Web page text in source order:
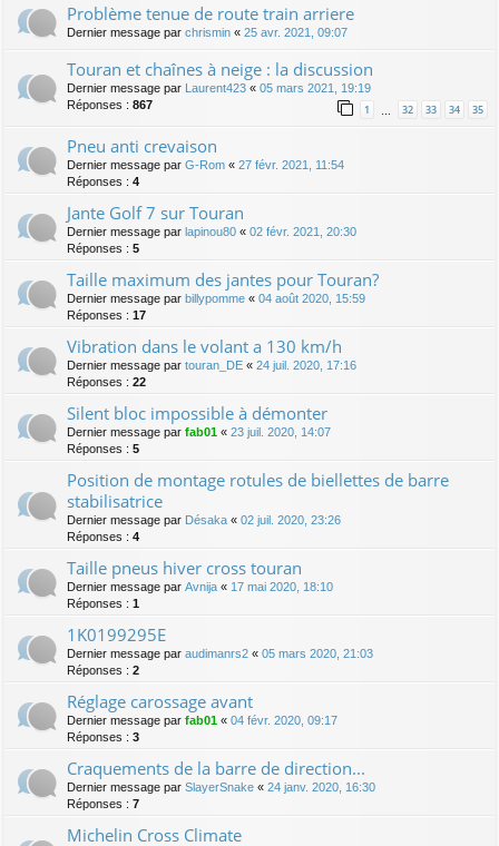
Problème tenue de route train arriere
Dernier message par chrismin « 25 avr. 2021, 09:07
Touran et chaînes à neige : la discussion
Dernier message par Laurent423 « 05 mars 2021, 19:19
Réponses : 867 1 32 33 34 35
Pneu anti crevaison
Dernier message par G-Rom « 27 févr. 2021, 11:54
Réponses : 4
Jante Golf 7 sur Touran
Dernier message par lapinou80 « 02 févr. 2021, 20:30
Réponses : 5
Taille maximum des jantes pour Touran?
Dernier message par billypomme « 04 août 2020, 15:59
Réponses : 17
Vibration dans le volant a 130 km/h
Dernier message par touran_DE « 24 juil. 2020, 17:16
Réponses : 22
Silent bloc impossible à démonter
Dernier message par fab01 « 23 juil. 2020, 14:07
Réponses : 5
Position de montage rotules de biellettes de barre
stabilisatrice
Dernier message par Désaka « 02 juil. 2020, 23:26
Réponses : 4
Taille pneus hiver cross touran
Dernier message par Avnija « 17 mai 2020, 18:10
Réponses : 1
1K0199295E
Dernier message par audimanrs2 « 05 mars 2020, 21:03
Réponses : 2
Réglage carossage avant
Dernier message par fab01 « 04 févr. 2020, 09:17
Réponses : 3
Craquements de la barre de direction...
Dernier message par SlayerSnake « 24 janv. 2020, 16:30
Réponses : 7
Michelin Cross Climate